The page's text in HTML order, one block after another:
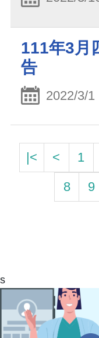
111年3月
告
2022/3/1
|< < 1
8
9
s